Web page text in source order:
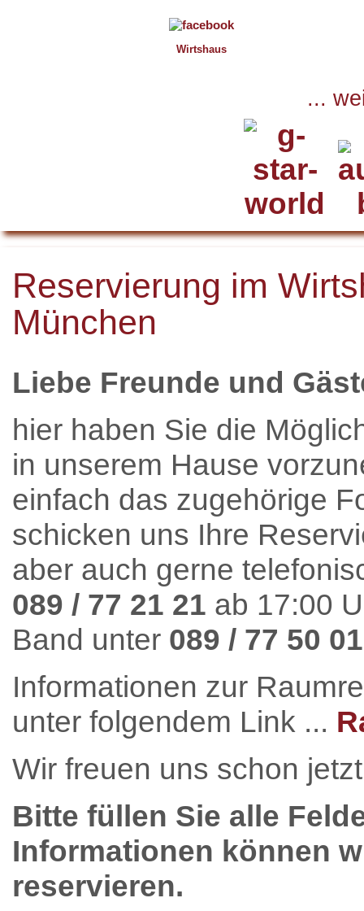
Wirtshaus
...
Reservierung im
München
Liebe Freunde und
hier haben Sie die
in unserem Hause
einfach das zugehörige
schicken uns Ihre
aber auch gerne
089 / 77 21 21 ab 17:00
Band unter 089 / 77 50 01
Informationen zur
unter folgendem Link ...
Wir freuen uns schon
Bitte füllen Sie alle
Informationen können
reservieren.